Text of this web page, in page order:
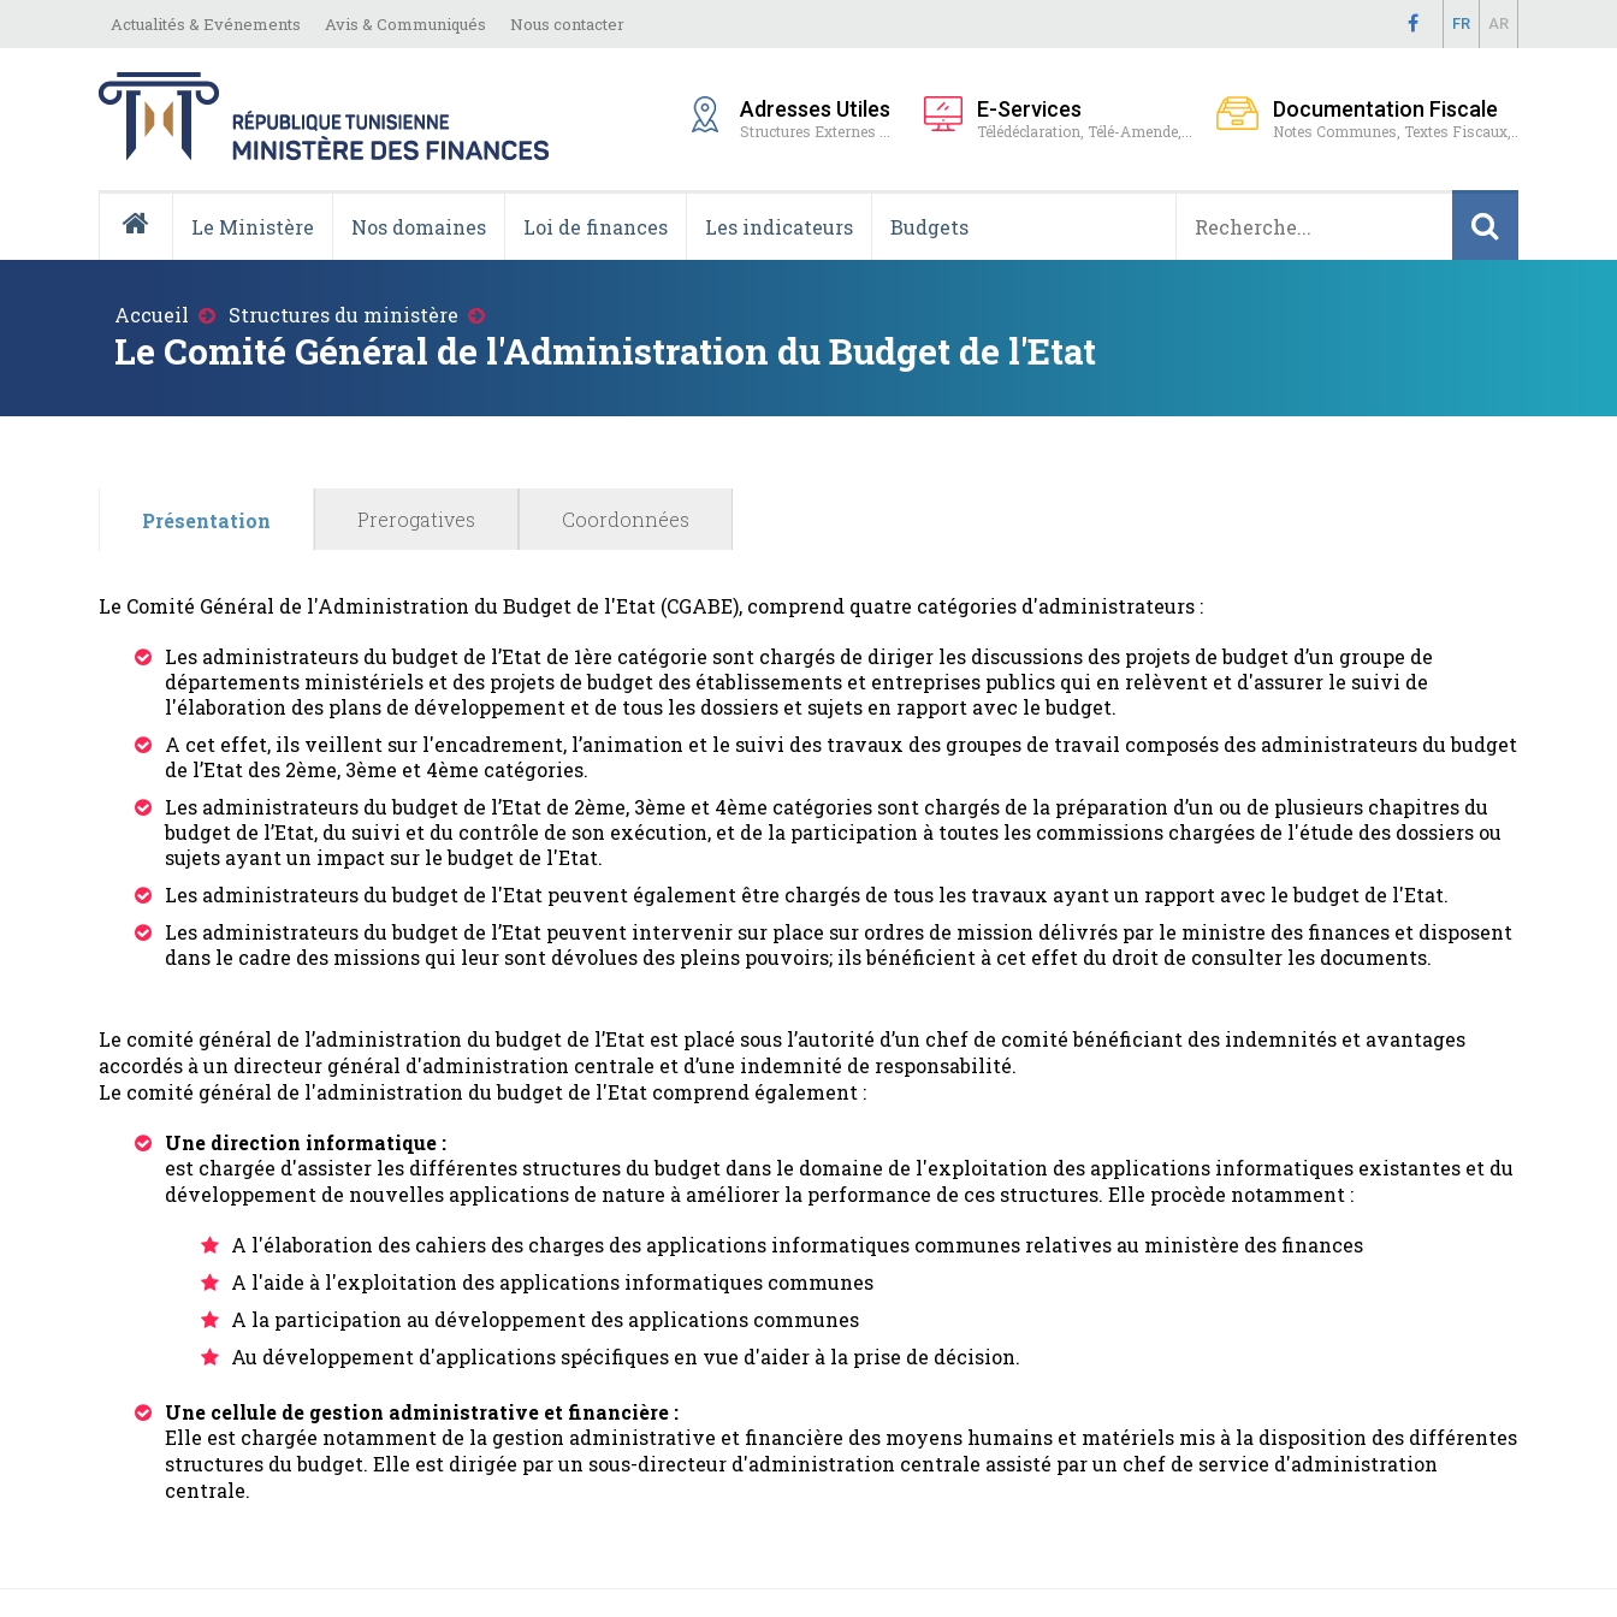
Menu
Actualités & Evénements Avis & Communiqués Nous contacter FR AR
Adresses Utiles
Structures Externes ...
E-Services
Télédéclaration, Télé-Amende,...
Documentation Fiscale
Notes Communes, Textes Fiscaux,..
Principale
Le Ministère Nos domaines Loi de finances Les indicateurs Budgets
Fil
Accueil Structures du ministère
Le Comité Général de l'Administration du Budget de l'Etat
Présentation Prerogatives Coordonnées
Le Comité Général de l'Administration du Budget de l'Etat (CGABE), comprend quatre catégories d'administrateurs :
Les administrateurs du budget de l’Etat de 1ère catégorie sont chargés de diriger les discussions des projets de budget d’un groupe de
départements ministériels et des projets de budget des établissements et entreprises publics qui en relèvent et d'assurer le suivi de
l'élaboration des plans de développement et de tous les dossiers et sujets en rapport avec le budget.
A cet effet, ils veillent sur l'encadrement, l’animation et le suivi des travaux des groupes de travail composés des administrateurs du budget
de l’Etat des 2ème, 3ème et 4ème catégories.
Les administrateurs du budget de l’Etat de 2ème, 3ème et 4ème catégories sont chargés de la préparation d’un ou de plusieurs chapitres du
budget de l’Etat, du suivi et du contrôle de son exécution, et de la participation à toutes les commissions chargées de l'étude des dossiers ou
sujets ayant un impact sur le budget de l'Etat.
Les administrateurs du budget de l'Etat peuvent également être chargés de tous les travaux ayant un rapport avec le budget de l'Etat.
Les administrateurs du budget de l’Etat peuvent intervenir sur place sur ordres de mission délivrés par le ministre des finances et disposent
dans le cadre des missions qui leur sont dévolues des pleins pouvoirs; ils bénéficient à cet effet du droit de consulter les documents.
Le comité général de l’administration du budget de l’Etat est placé sous l’autorité d’un chef de comité bénéficiant des indemnités et avantages
accordés à un directeur général d'administration centrale et d’une indemnité de responsabilité.
Le comité général de l'administration du budget de l'Etat comprend également :
Une direction informatique :
est chargée d'assister les différentes structures du budget dans le domaine de l'exploitation des applications informatiques existantes et du
développement de nouvelles applications de nature à améliorer la performance de ces structures. Elle procède notamment :
A l'élaboration des cahiers des charges des applications informatiques communes relatives au ministère des finances
A l'aide à l'exploitation des applications informatiques communes
A la participation au développement des applications communes
Au développement d'applications spécifiques en vue d'aider à la prise de décision.
Une cellule de gestion administrative et financière :
Elle est chargée notamment de la gestion administrative et financière des moyens humains et matériels mis à la disposition des différentes
structures du budget. Elle est dirigée par un sous-directeur d'administration centrale assisté par un chef de service d'administration
centrale.